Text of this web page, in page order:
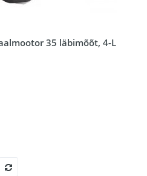
35 läbimõõt, 4-L